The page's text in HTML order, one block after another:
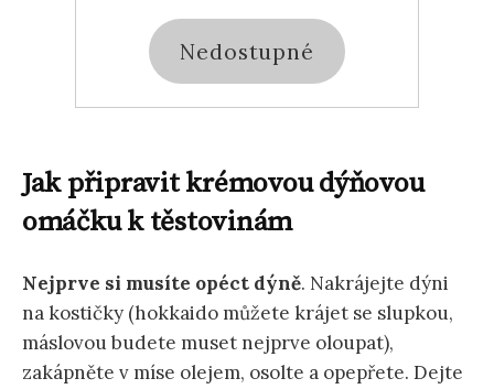
Nedostupné
Jak připravit krémovou dýňovou
omáčku k těstovinám
Nejprve si musíte opéct dýně. Nakrájejte dýni
na kostičky (hokkaido můžete krájet se slupkou,
máslovou budete muset nejprve oloupat),
zakápněte v míse olejem, osolte a opepřete. Dejte